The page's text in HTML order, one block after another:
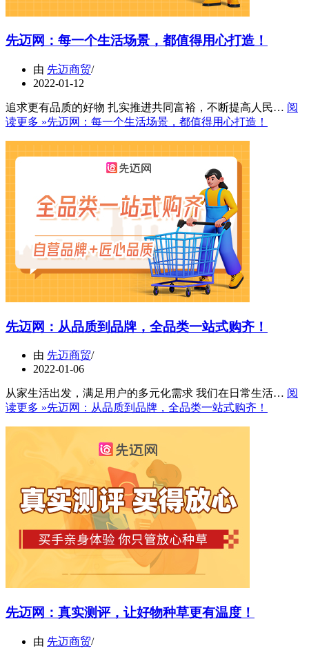
先迈网：每一个生活场景，都值得用心打造！
由 先迈商贸
2022-01-12
追求更有品质的好物 扎实推进共同富裕，不断提高人民… 阅
读更多 »先迈网：每一个生活场景，都值得用心打造！
先迈网：从品质到品牌，全品类一站式购齐！
由 先迈商贸
2022-01-06
从家生活出发，满足用户的多元化需求 我们在日常生活… 阅
读更多 »先迈网：从品质到品牌，全品类一站式购齐！
先迈网：真实测评，让好物种草更有温度！
由 先迈商贸